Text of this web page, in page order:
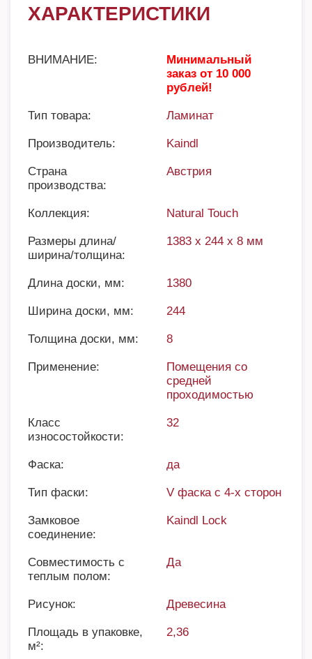
ХАРАКТЕРИСТИКИ
ВНИМАНИЕ:
Минимальный
заказ от 10 000
рублей!
Тип товара: Ламинат
Производитель: Kaindl
Страна
производства:
Австрия
Коллекция: Natural Touch
Размеры длина/
ширина/толщина:
1383 x 244 x 8 мм
Длина доски, мм: 1380
Ширина доски, мм: 244
Толщина доски, мм: 8
Применение:
Помещения со
средней
проходимостью
Класс
износостойкости:
32
Фаска: да
Тип фаски: V фаска с 4-х сторон
Замковое
соединение:
Kaindl Lock
Совместимость с
теплым полом:
Да
Рисунок: Древесина
Площадь в упаковке,
м²:
2,36